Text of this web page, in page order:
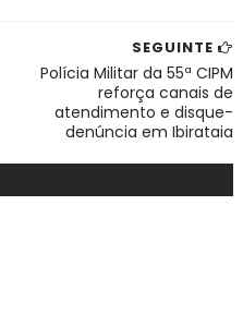
SEGUINTE
Polícia Militar da 55ª CIPM
reforça canais de
atendimento e disque-
denúncia em Ibirataia